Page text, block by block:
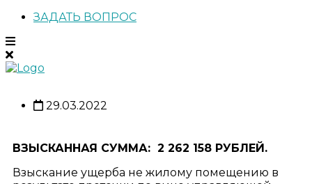
ЗАДАТЬ ВОПРОС
29.03.2022
ВЗЫСКАННАЯ СУММА: 2 262 158 РУБЛЕЙ.
Взыскание ущерба не жилому помещению в